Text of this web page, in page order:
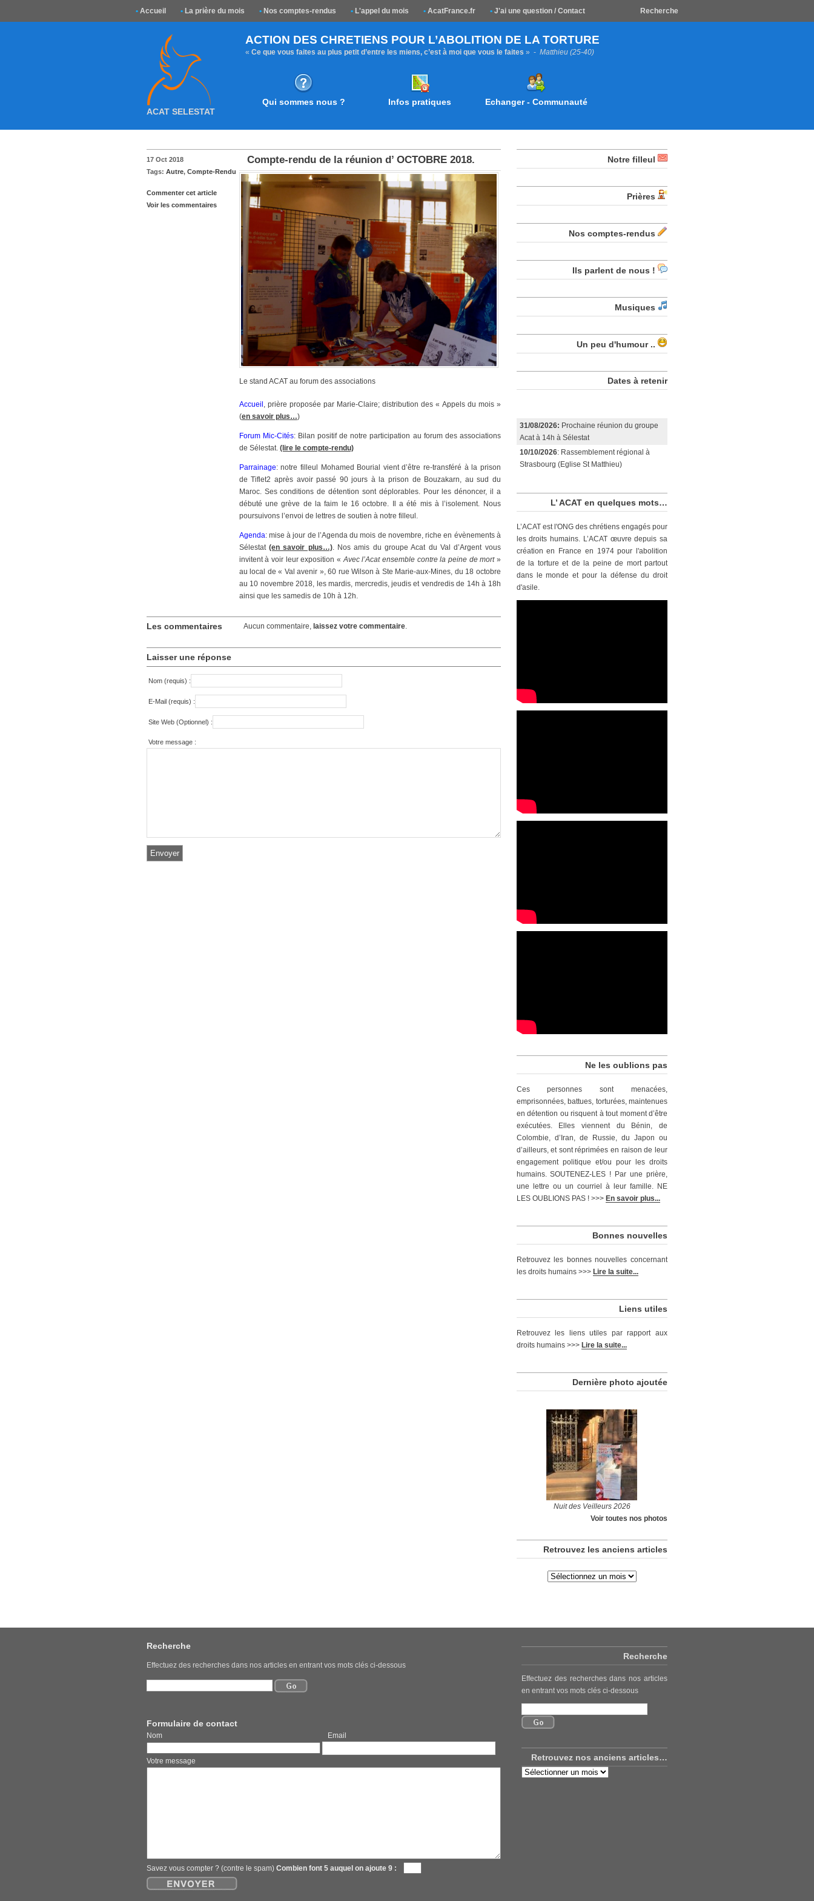
• Accueil • La prière du mois • Nos comptes-rendus • L'appel du mois • AcatFrance.fr • J'ai une question / Contact Recherche
ACAT SELESTAT
ACTION DES CHRETIENS POUR L’ABOLITION DE LA TORTURE
« Ce que vous faites au plus petit d’entre les miens, c’est à moi que vous le faites » - Matthieu (25-40)
Qui sommes nous ? Infos pratiques Echanger - Communauté
17 Oct 2018
Tags: Autre, Compte-Rendu
Commenter cet article
Voir les commentaires
Compte-rendu de la réunion d’ OCTOBRE 2018.
Le stand ACAT au forum des associations
Accueil , prière proposée par Marie-Claire; distribution des « Appels du mois »
(en savoir plus…)
Forum Mic-Cités: Bilan positif de notre participation au forum des associations
de Sélestat. (lire le compte-rendu)
Parrainage: notre filleul Mohamed Bourial vient d’être re-transféré à la prison
de Tiflet2 après avoir passé 90 jours à la prison de Bouzakarn, au sud du
Maroc. Ses conditions de détention sont déplorables. Pour les dénoncer, il a
débuté une grève de la faim le 16 octobre. Il a été mis à l’isolement. Nous
poursuivons l’envoi de lettres de soutien à notre filleul.
Agenda: mise à jour de l’Agenda du mois de novembre, riche en évènements à
Sélestat(en savoir plus…). Nos amis du groupe Acat du Val d’Argent vous
invitent à voir leur exposition « Avec l’Acat ensemble contre la peine de mort»
au local de « Val avenir », 60 rue Wilson à Ste Marie-aux-Mines, du 18 octobre
au 10 novembre 2018, les mardis, mercredis, jeudis et vendredis de 14h à 18h
ainsi que les samedis de 10h à 12h.
Les commentaires Aucun commentaire, laissez votre commentaire
Laisser une réponse
Nom (requis) :
E-Mail (requis) :
Site Web (Optionnel) :
Votre message :
Notre filleul
Prières
Nos comptes-rendus
Ils parlent de nous !
Musiques
Un peu d'humour ..
Dates à retenir
31/08/2026: Prochaine réunion du groupe
Acat à 14h à Sélestat
10/10/2026: Rassemblement régional à
Strasbourg (Eglise St Matthieu)
L’ ACAT en quelques mots…
L’ACAT est l'ONG des chrétiens engagés pour
les droits humains. L’ACAT œuvre depuis sa
création en France en 1974 pour l'abolition
de la torture et de la peine de mort partout
dans le monde et pour la défense du droit
d'asile.
Ne les oublions pas
Ces personnes sont menacées,
emprisonnées, battues, torturées, maintenues
en détention ou risquent à tout moment d’être
exécutées. Elles viennent du Bénin, de
Colombie, d’Iran, de Russie, du Japon ou
d’ailleurs, et sont réprimées en raison de leur
engagement politique et/ou pour les droits
humains. SOUTENEZ-LES ! Par une prière,
une lettre ou un courriel à leur famille. NE
LES OUBLIONS PAS ! >>> En savoir plus...
Bonnes nouvelles
Retrouvez les bonnes nouvelles concernant
les droits humains >>> Lire la suite...
Liens utiles
Retrouvez les liens utiles par rapport aux
droits humains >>> Lire la suite...
Dernière photo ajoutée
Nuit des Veilleurs 2026
Voir toutes nos photos
Retrouvez les anciens articles
Recherche
Effectuez des recherches dans nos articles en entrant vos mots clés ci-dessous
Formulaire de contact
Nom Email
Votre message
Savez vous compter ? (contre le spam) Combien font 5 auquel on ajoute 9 :
Recherche
Effectuez des recherches dans nos articles
en entrant vos mots clés ci-dessous
Retrouvez nos anciens articles…
Retrouvez